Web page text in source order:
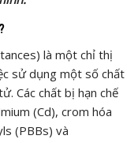
là một chỉ thị
sử dụng một số chất
Các chất bị hạn chế
(Cd), crom hóa
(PBBs) và